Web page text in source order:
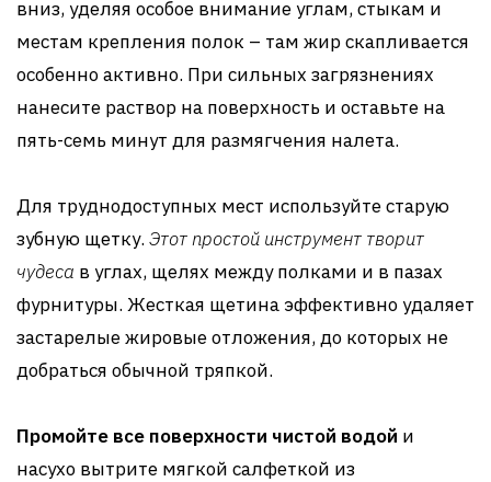
вниз, уделяя особое внимание углам, стыкам и
местам крепления полок – там жир скапливается
особенно активно. При сильных загрязнениях
нанесите раствор на поверхность и оставьте на
пять-семь минут для размягчения налета.
Для труднодоступных мест используйте старую
зубную щетку. Этот простой инструмент творит
чудеса в углах, щелях между полками и в пазах
фурнитуры. Жесткая щетина эффективно удаляет
застарелые жировые отложения, до которых не
добраться обычной тряпкой.
Промойте все поверхности чистой водой и
насухо вытрите мягкой салфеткой из